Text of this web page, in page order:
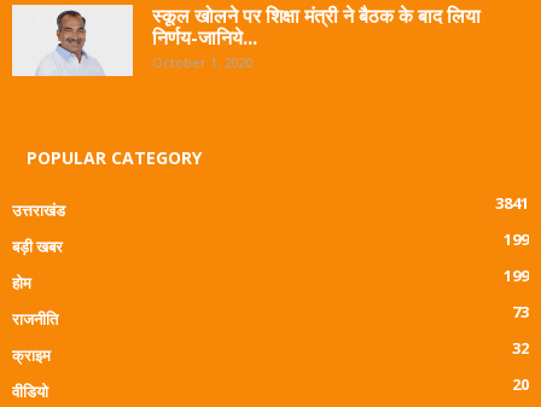
स्कूल खोलने पर शिक्षा मंत्री ने बैठक के बाद लिया
निर्णय-जानिये...
October 1, 2020
POPULAR CATEGORY
उत्तराखंड
3841
बड़ी खबर
199
होम
199
राजनीति
73
क्राइम
32
वीडियो
20